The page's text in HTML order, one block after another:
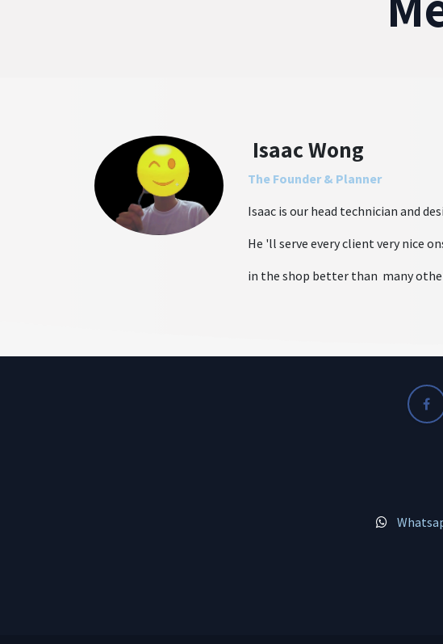
Isaac Wong
The Founder & Planner
Isaac is our head technician and
He 'll serve every client very nice
in the shop better than many